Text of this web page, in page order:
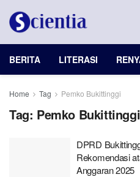
BERITA LITERASI
Home Tag Pemko Bukittinggi
Tag: Pemko Bukittinggi
DPRD
Rekomendasi
Anggaran 2025